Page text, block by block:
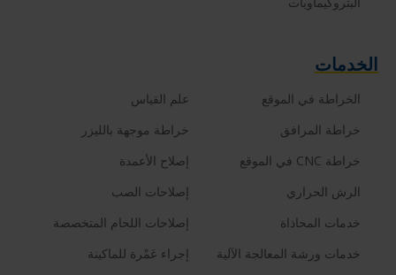
الخدمات
الخراطة في الموقع
علم القياس
خراطة المرافق
خراطة موجهة بالليزر
خراطة CNC في الموقع
إصلاح الأعمدة
الرش الحراري
إصلاحات الصب
خدمات المحاذاة
إصلاحات اللحام المتخصصة
خدمات ورشة المعالجة الآلية
إجراء عَمْرة للماكينة